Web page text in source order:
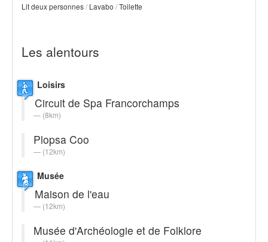
Lit deux personnes/ Lavabo /Toilette
Les alentours
Loisirs
Circuit de Spa Francorchamps
(8km)
Plopsa Coo
(12km)
Musée
Maison de l'eau
(12km)
Musée d'Archéologie et de Folklore